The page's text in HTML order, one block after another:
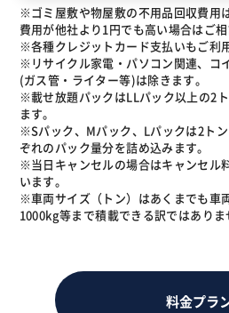
※ゴミ屋敷や物屋敷の不用品回収費用
費用が他社より1円でも高い場合はご
※各種クレジットカード支払いもご利
※リサイクル家電・パソコン関連、コ
(ガス管・ライター等)は除きます。
※載せ放題パックはLLパック以上の2
ます。
※Sパック、Mパック、Lパックは2ト
ぞれのパック量分を詰め込みます。
※当日キャンセルの場合はキャンセル
います。
※車両サイズ（トン）はあくまでも車
1000kg等まで積載できる訳ではありま
料金プラ